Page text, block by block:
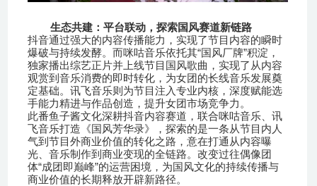
生态共建：平台联动，探索国风赛道新链路
抖音通过强大的内容传播能力，实现了节目内容的瞬时
爆破与持续发酵。而咪咕音乐依托其“国风厂牌”积淀，
独家播出综艺正片并上线节目国风歌曲，实现了从内容
观赏到音乐消费的即时转化，为女团的长线音乐发展奠
定基础。讯飞音乐则为节目注入专业内核，深度赋能选
手能力精进与作品创造，提升女团市场竞争力。
此番鱼子酱文化深耕抖音内容赛道，联合咪咕音乐、讯
飞音乐打造《国风芳华录》，探索的是一条从节目内人
气到节目外商业价值的转化之路，意在打通从内容曝
光、音乐制作到商业变现的全链路。改变过往偶像团
体“成团即巅峰”的运营困境，为国风文化的持续传播与
商业价值的长期释放开辟新路径。